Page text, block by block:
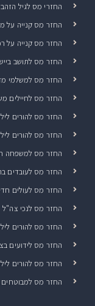
החזרי מס לגיל הזהב
החזר מס קנייה על
החזר מס קנייה על
החזר מס לתושב
החזר מס למשלמי
החזר מס לחיילים
החזר מס להורים
החזר מס להורים
החזר מס למשפחה
החזר מס לעובדים
החזר מס לעולים
החזר מס לנכי צה"ל
החזר מס להורים
החזר מס לידועים
החזר מס להורים
החזר מס למבוטחים